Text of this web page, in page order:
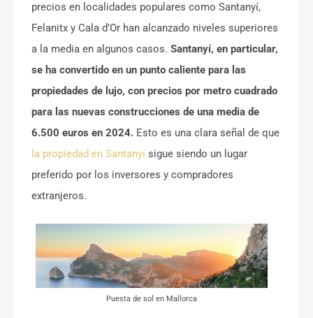
precios en localidades populares como Santanyí,
Felanitx y Cala d’Or han alcanzado niveles superiores
a la media en algunos casos. Santanyí, en particular,
se ha convertido en un punto caliente para las
propiedades de lujo, con precios por metro cuadrado
para las nuevas construcciones de una media de
6.500 euros en 2024. Esto es una clara señal de que
la propiedad en Santanyí sigue siendo un lugar
preferido por los inversores y compradores
extranjeros.
Puesta de sol en Mallorca